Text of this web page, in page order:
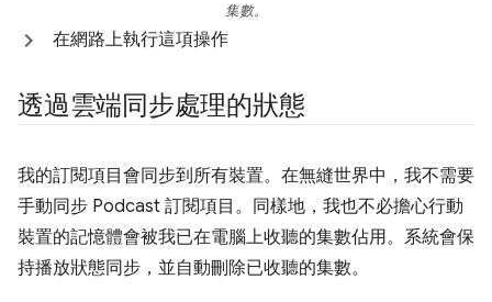
集數。
在網路上執行這項操作
透過雲端同步處理的狀態
我的訂閱項目會同步到所有裝置。在無縫世界中，我不需要
手動同步 Podcast 訂閱項目。同樣地，我也不必擔心行動
裝置的記憶體會被我已在電腦上收聽的集數佔用。系統會保
持播放狀態同步，並自動刪除已收聽的集數。